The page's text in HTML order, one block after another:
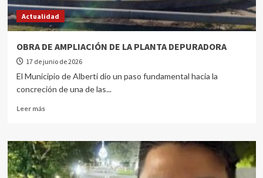
Actualidad
OBRA DE AMPLIACIÓN DE LA PLANTA DEPURADORA
17 de junio de 2026
El Municipio de Alberti dio un paso fundamental hacia la
concreción de una de las...
Leer más